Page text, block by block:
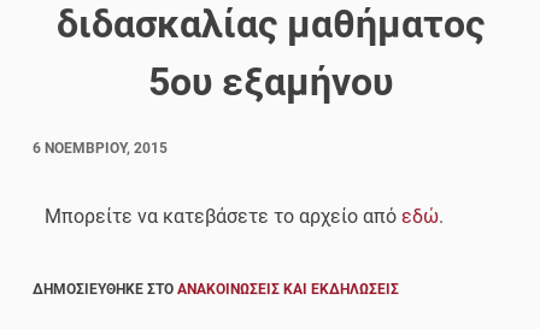
διδασκαλίας μαθήματος
5ου εξαμήνου
6 ΝΟΕΜΒΡΊΟΥ, 2015
Μπορείτε να κατεβάσετε το αρχείο απόεδώ.
ΔΗΜΟΣΙΕΎΘΗΚΕ ΣΤΟΑΝΑΚΟΙΝΏΣΕΙΣ ΚΑΙ ΕΚΔΗΛΏΣΕΙΣ